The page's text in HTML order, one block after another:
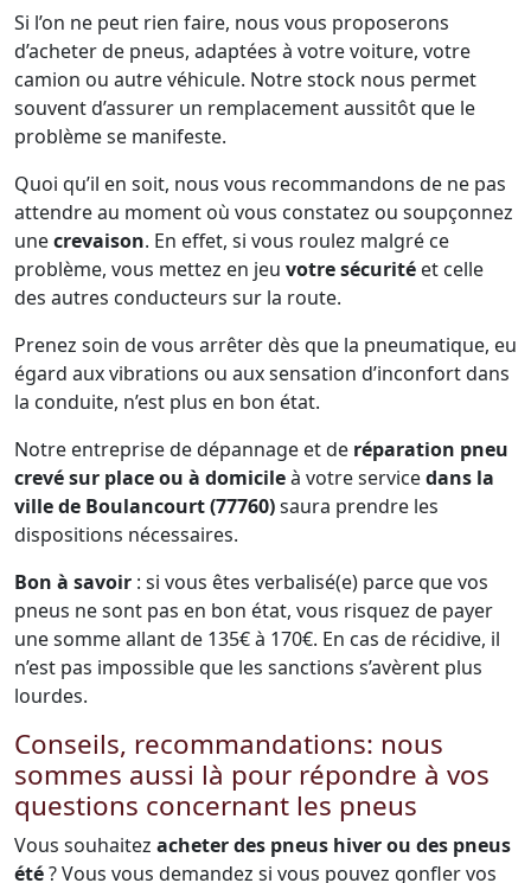
Si l’on ne peut rien faire, nous vous proposerons
d’acheter de pneus, adaptées à votre voiture, votre
camion ou autre véhicule. Notre stock nous permet
souvent d’assurer un remplacement aussitôt que le
problème se manifeste.
Quoi qu’il en soit, nous vous recommandons de ne pas
attendre au moment où vous constatez ou soupçonnez
unecrevaison. En effet, si vous roulez malgré ce
problème, vous mettez en jeu votre sécurité et celle
des autres conducteurs sur la route.
Prenez soin de vous arrêter dès que la pneumatique, eu
égard aux vibrations ou aux sensation d’inconfort dans
la conduite, n’est plus en bon état.
Notre entreprise de dépannage et de réparation pneu
crevé sur place ou à domicileà votre servicedans la
ville de Boulancourt (77760)saura prendre les
dispositions nécessaires.
Bon à savoir : si vous êtes verbalisé(e) parce que vos
pneus ne sont pas en bon état, vous risquez de payer
une somme allant de 135€ à 170€. En cas de récidive, il
n’est pas impossible que les sanctions s’avèrent plus
lourdes.
Conseils, recommandations: nous
sommes aussi là pour répondre à vos
questions concernant les pneus
Vous souhaitez acheter des pneus hiver ou des pneus
été? Vous vous demandez si vous pouvez gonfler vos